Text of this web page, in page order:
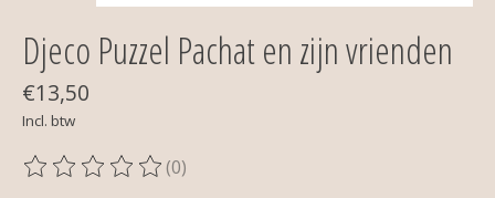
Djeco Puzzel Pachat en zijn vrienden
€13,50
Incl. btw
De beoordeling van dit product is
(0)